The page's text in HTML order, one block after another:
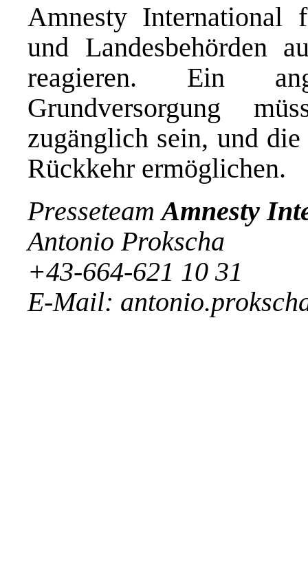
Amnesty International
und Landesbehörden
reagieren. Ein
Grundversorgung
zugänglich sein, und
Rückkehr ermöglichen.
PresseteamAmnesty
Antonio Prokscha
+43-664-621 10 31
E-Mail: